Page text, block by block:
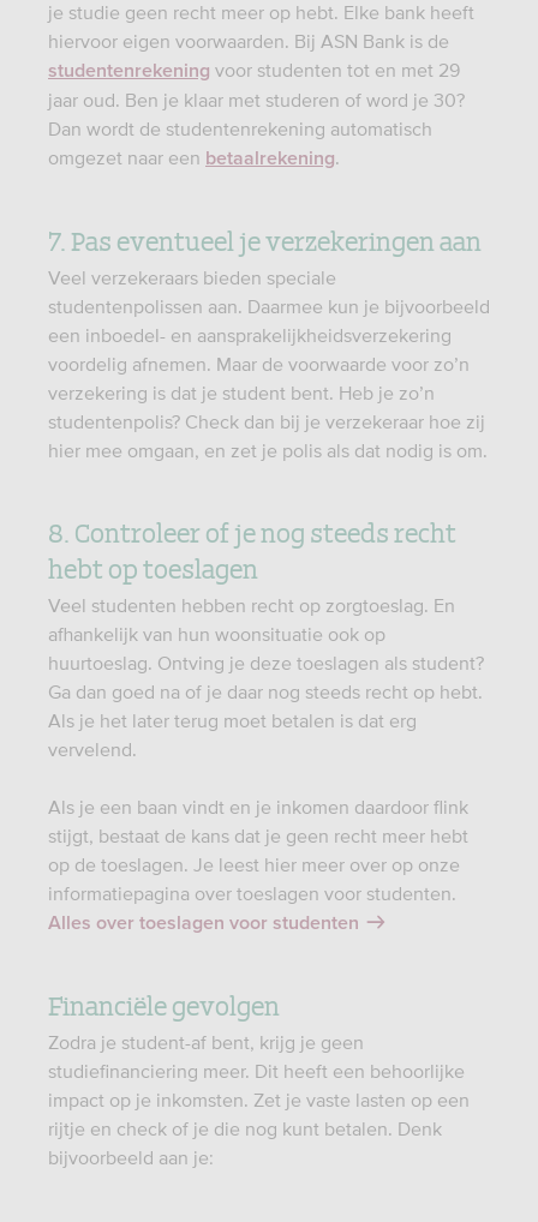
je studie geen recht meer op hebt. Elke bank heeft
hiervoor eigen voorwaarden. Bij ASN Bank is de
studentenrekening voor studenten tot en met 29
jaar oud. Ben je klaar met studeren of word je 30?
Dan wordt de studentenrekening automatisch
omgezet naar een betaalrekening.
7. Pas eventueel je verzekeringen aan
Veel verzekeraars bieden speciale
studentenpolissen aan. Daarmee kun je bijvoorbeeld
een inboedel- en aansprakelijkheidsverzekering
voordelig afnemen. Maar de voorwaarde voor zo’n
verzekering is dat je student bent. Heb je zo’n
studentenpolis? Check dan bij je verzekeraar hoe zij
hier mee omgaan, en zet je polis als dat nodig is om.
8. Controleer of je nog steeds recht
hebt op toeslagen
Veel studenten hebben recht op zorgtoeslag. En
afhankelijk van hun woonsituatie ook op
huurtoeslag. Ontving je deze toeslagen als student?
Ga dan goed na of je daar nog steeds recht op hebt.
Als je het later terug moet betalen is dat erg
vervelend.
Als je een baan vindt en je inkomen daardoor flink
stijgt, bestaat de kans dat je geen recht meer hebt
op de toeslagen. Je leest hier meer over op onze
informatiepagina over toeslagen voor studenten.
Alles over toeslagen voor studenten
Financiële gevolgen
Zodra je student-af bent, krijg je geen
studiefinanciering meer. Dit heeft een behoorlijke
impact op je inkomsten. Zet je vaste lasten op een
rijtje en check of je die nog kunt betalen. Denk
bijvoorbeeld aan je: